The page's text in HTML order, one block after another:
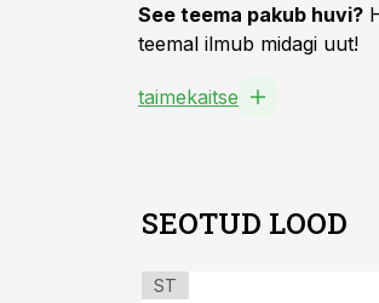
See teema pakub huvi?
teemal ilmub midagi uut!
taimekaitse
SEOTUD LOOD
ST